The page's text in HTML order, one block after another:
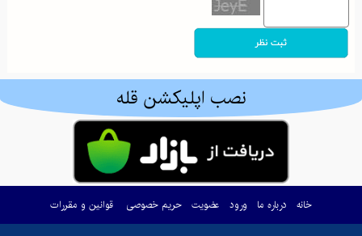
نصب اپلیکشن قله
خانه درباره ما ورود عضویت حریم خصوصی قوانین و مقررات